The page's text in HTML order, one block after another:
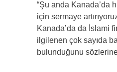
“Şu anda Kanada’da
için sermaye
Kanada’da da İslami
ilgilenen çok sayıda
bulunduğunu